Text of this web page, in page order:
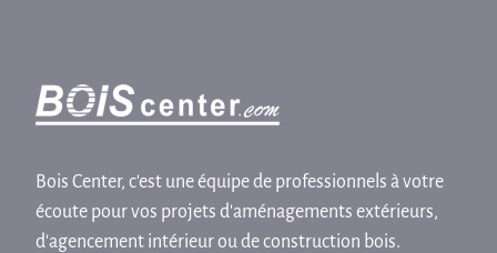
Bois Center, c'est une équipe de professionnels à votre
écoute pour vos projets d'aménagements extérieurs,
d'agencement intérieur ou de construction bois.